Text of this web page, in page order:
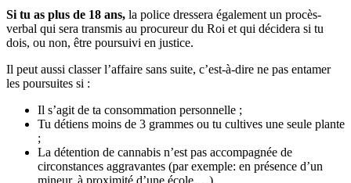
Si tu as plus de 18 ans, la police dressera également un procès-
verbal qui sera transmis au procureur du Roi et qui décidera si tu
dois, ou non, être poursuivi en justice.
Il peut aussi classer l’affaire sans suite, c’est-à-dire ne pas entamer
les poursuites si :
Il s’agit de ta consommation personnelle ;
Tu détiens moins de 3 grammes ou tu cultives une seule plante
;
La détention de cannabis n’est pas accompagnée de
circonstances aggravantes (par exemple: en présence d’un
mineur, à proximité d’une école,…).